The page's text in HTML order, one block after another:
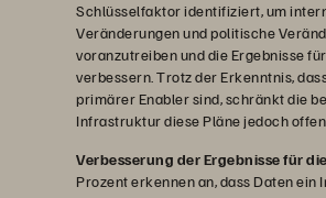
Schlüsselfaktor identifiziert, um
Veränderungen und politische
voranzutreiben und die Ergebnisse
verbessern. Trotz der Erkenntnis,
primärer Enabler sind, schränkt die
Infrastruktur diese Pläne jedoch
Verbesserung der Ergebnisse für
Prozent erkennen an, dass Daten ein